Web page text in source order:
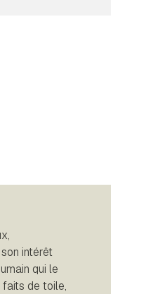
intérêt
qui le
de toile,